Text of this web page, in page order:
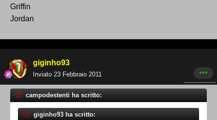
Griffin
Jordan
giginho93
Inviato 23 Febbraio 2011
campodestenti ha scritto:
giginho93 ha scritto: